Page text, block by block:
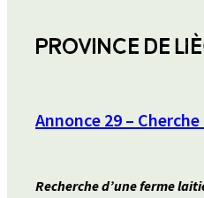
PROVINCE DE
Annonce 29 –
Recherche d’une ferme